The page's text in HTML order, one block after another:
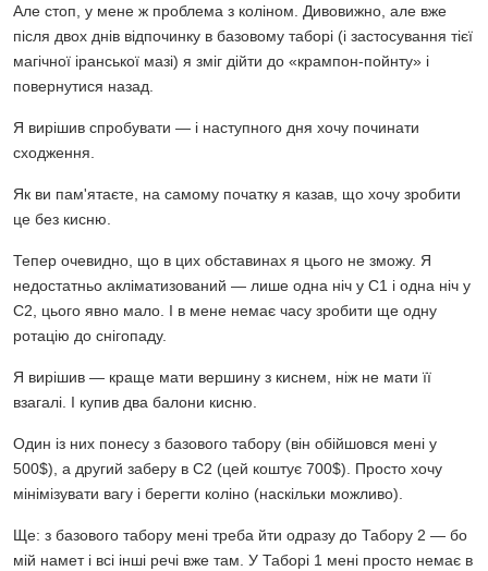
Але стоп, у мене ж проблема з коліном. Дивовижно, але вже
після двох днів відпочинку в базовому таборі (і застосування тієї
магічної іранської мазі) я зміг дійти до «крампон-пойнту» і
повернутися назад.
Я вирішив спробувати — і наступного дня хочу починати
сходження.
Як ви пам'ятаєте, на самому початку я казав, що хочу зробити
це без кисню.
Тепер очевидно, що в цих обставинах я цього не зможу. Я
недостатньо акліматизований — лише одна ніч у C1 і одна ніч у
C2, цього явно мало. І в мене немає часу зробити ще одну
ротацію до снігопаду.
Я вирішив — краще мати вершину з киснем, ніж не мати її
взагалі. І купив два балони кисню.
Один із них понесу з базового табору (він обійшовся мені у
500$), а другий заберу в C2 (цей коштує 700$). Просто хочу
мінімізувати вагу і берегти коліно (наскільки можливо).
Ще: з базового табору мені треба йти одразу до Табору 2 — бо
мій намет і всі інші речі вже там. У Таборі 1 мені просто немає в